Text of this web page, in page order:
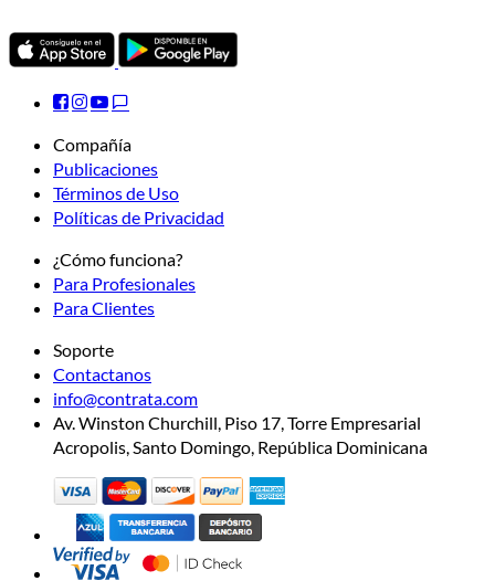
Compañía
Publicaciones
Términos de Uso
Políticas de Privacidad
¿Cómo funciona?
Para Profesionales
Para Clientes
Soporte
Contactanos
info@contrata.com
Av. Winston Churchill, Piso 17, Torre Empresarial
Acropolis, Santo Domingo, República Dominicana